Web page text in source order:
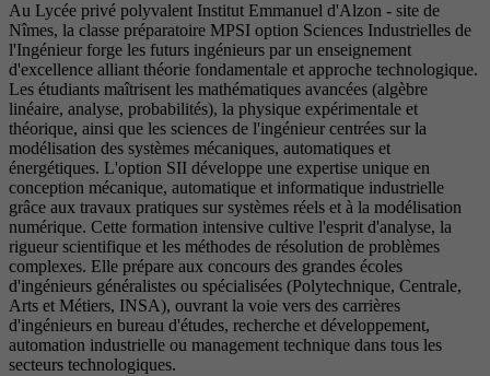
Au Lycée privé polyvalent Institut Emmanuel d'Alzon - site de
Nîmes, la classe préparatoire MPSI option Sciences Industrielles de
l'Ingénieur forge les futurs ingénieurs par un enseignement
d'excellence alliant théorie fondamentale et approche technologique.
Les étudiants maîtrisent les mathématiques avancées (algèbre
linéaire, analyse, probabilités), la physique expérimentale et
théorique, ainsi que les sciences de l'ingénieur centrées sur la
modélisation des systèmes mécaniques, automatiques et
énergétiques. L'option SII développe une expertise unique en
conception mécanique, automatique et informatique industrielle
grâce aux travaux pratiques sur systèmes réels et à la modélisation
numérique. Cette formation intensive cultive l'esprit d'analyse, la
rigueur scientifique et les méthodes de résolution de problèmes
complexes. Elle prépare aux concours des grandes écoles
d'ingénieurs généralistes ou spécialisées (Polytechnique, Centrale,
Arts et Métiers, INSA), ouvrant la voie vers des carrières
d'ingénieurs en bureau d'études, recherche et développement,
automation industrielle ou management technique dans tous les
secteurs technologiques.